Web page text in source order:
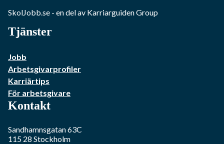
SkolJobb.se - en del av Karriarguiden Group
Tjänster
Jobb
Arbetsgivarprofiler
Karriärtips
För arbetsgivare
Kontakt
Sandhamnsgatan 63C
115 28 Stockholm